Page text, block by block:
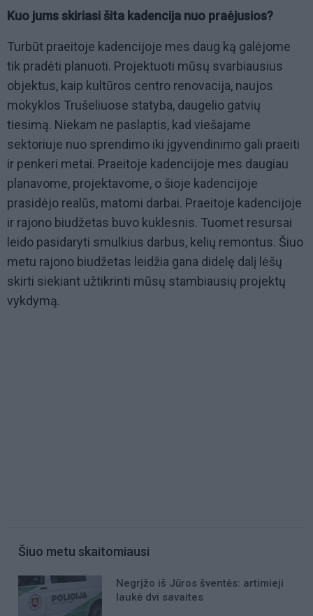
Kuo jums skiriasi šita kadencija nuo praėjusios?
Turbūt praeitoje kadencijoje mes daug ką galėjome
tik pradėti planuoti. Projektuoti mūsų svarbiausius
objektus, kaip kultūros centro renovacija, naujos
mokyklos Trušeliuose statyba, daugelio gatvių
tiesimą. Niekam ne paslaptis, kad viešajame
sektoriuje nuo sprendimo iki įgyvendinimo gali praeiti
ir penkeri metai. Praeitoje kadencijoje mes daugiau
planavome, projektavome, o šioje kadencijoje
prasidėjo realūs, matomi darbai. Praeitoje kadencijoje
ir rajono biudžetas buvo kuklesnis. Tuomet resursai
leido pasidaryti smulkius darbus, kelių remontus. Šiuo
metu rajono biudžetas leidžia gana didelę dalį lėšų
skirti siekiant užtikrinti mūsų stambiausių projektų
vykdymą.
Šiuo metu skaitomiausi
Negrįžo iš Jūros šventės: artimieji
laukė dvi savaites